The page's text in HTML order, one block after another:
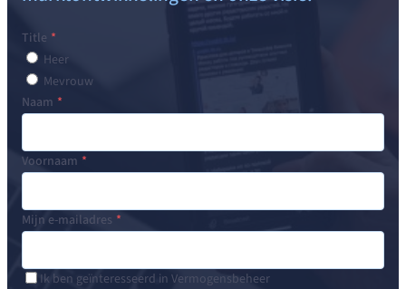
Title
Heer
Mevrouw
Naam
Voornaam
Mijn e-mailadres
Ik ben geïnteresseerd in Vermogensbeheer